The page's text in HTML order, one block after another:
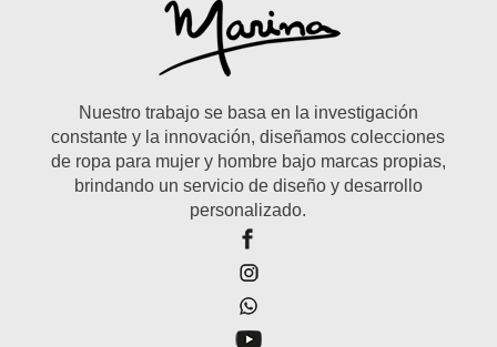
Nuestro trabajo se basa en la investigación
constante y la innovación, diseñamos colecciones
de ropa para mujer y hombre bajo marcas propias,
brindando un servicio de diseño y desarrollo
personalizado.